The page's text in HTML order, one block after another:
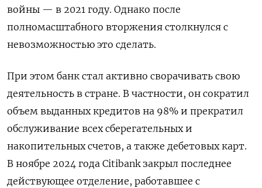
войны — в 2021 году. Однако после
полномасштабного вторжения столкнулся с
невозможностью это сделать.
При этом банк стал активно сворачивать свою
деятельность в стране. В частности, он сократил
объем выданных кредитов на 98% и прекратил
обслуживание всех сберегательных и
накопительных счетов, а также дебетовых карт.
В ноябре 2024 года Citibank закрыл последнее
действующее отделение, работавшее с